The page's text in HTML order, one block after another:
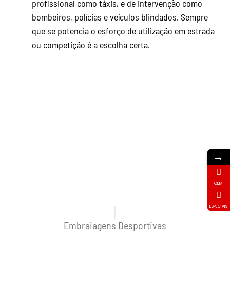
profissional como táxis, e de intervenção como
bombeiros, polícias e veículos blindados. Sempre
que se potencia o esforço de utilização em estrada
ou competição é a escolha certa.
Embraiagens Desportivas
→
OEM
ESPECIAIS